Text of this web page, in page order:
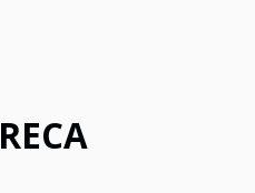
stärken.